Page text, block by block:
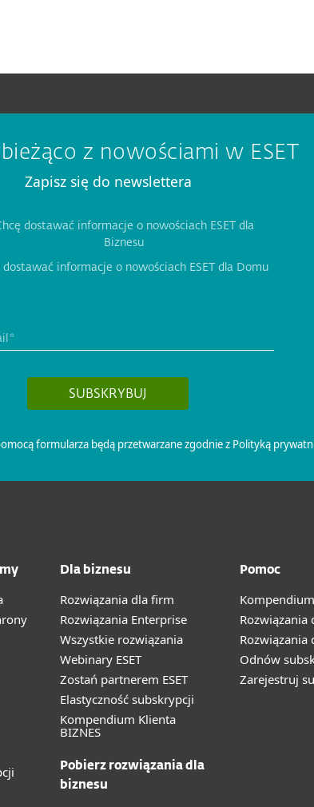
Dla biznesu
Rozwiązania dla firm
Rozwiązania Enterprise
Wszystkie rozwiązania
Webinary ESET
Zostań partnerem ESET
Elastyczność subskrypcji
Kompendium Klienta
BIZNES
Pobierz rozwiązania dla
biznesu
Pomoc
Rozwiązania
Rozwiązania
Odnów
Zarejestruj